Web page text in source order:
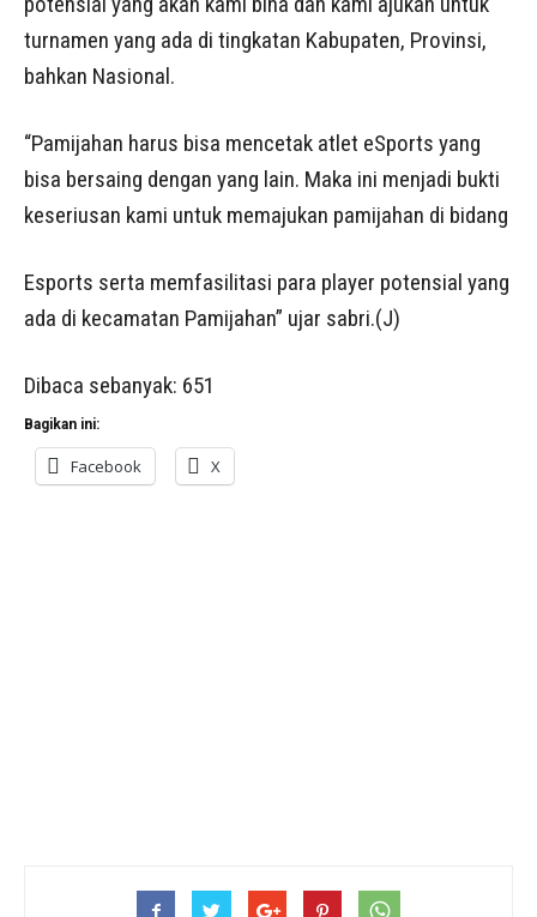
turnamen yang ada di tingkatan Kabupaten, Provinsi,
bahkan Nasional.
“Pamijahan harus bisa mencetak atlet eSports yang
bisa bersaing dengan yang lain. Maka ini menjadi bukti
keseriusan kami untuk memajukan pamijahan di bidang
Esports serta memfasilitasi para player potensial yang
ada di kecamatan Pamijahan” ujar sabri.(J)
Dibaca sebanyak: 651
Bagikan ini:
Facebook X